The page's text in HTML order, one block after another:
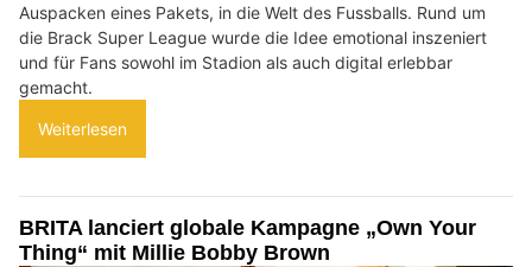
Auspacken eines Pakets, in die Welt des Fussballs. Rund um
die Brack Super League wurde die Idee emotional inszeniert
und für Fans sowohl im Stadion als auch digital erlebbar
gemacht.
Weiterlesen
BRITA lanciert globale Kampagne „Own Your
Thing“ mit Millie Bobby Brown